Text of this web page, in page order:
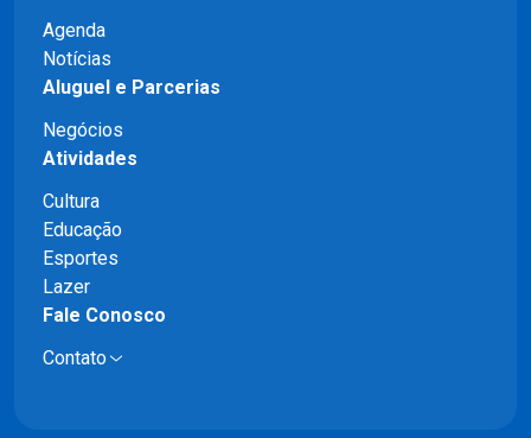
Agenda
Notícias
Aluguel e Parcerias
Negócios
Atividades
Cultura
Educação
Esportes
Lazer
Fale Conosco
Contato